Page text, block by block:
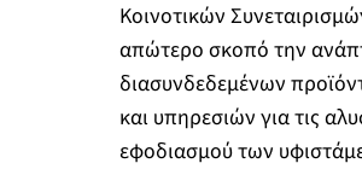
Κοινοτικών
απώτερο σκοπό την
διασυνδεδεμένων
και υπηρεσιών για τις
εφοδιασμού των